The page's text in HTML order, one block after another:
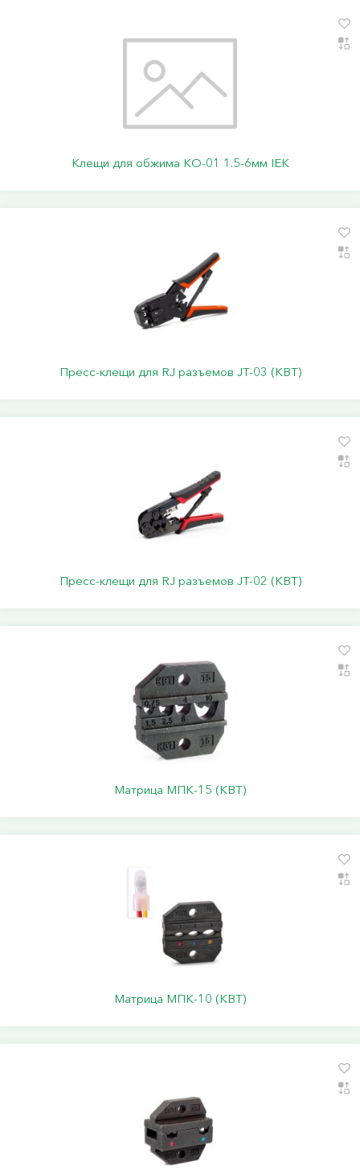
Клещи для обжима КО-01 1.5-6мм IEK
Пресс-клещи для RJ разъемов JT-03 (КВТ)
Пресс-клещи для RJ разъемов JT-02 (КВТ)
Матрица МПК-15 (КВТ)
Матрица МПК-10 (КВТ)